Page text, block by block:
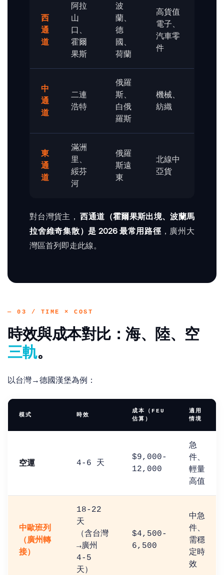
西
通
道
阿拉
山
口、
霍爾
果斯
波
蘭、
德
國、
荷蘭
高貨值
電子、
汽車零
件
中
通
道
二連
浩特
俄羅
斯、
白俄
羅斯
機械、
紡織
東
通
道
滿洲
里、
綏芬
河
俄羅
斯遠
東
北線中
亞貨
對台灣貨主，西通道（霍爾果斯出境、波蘭馬
拉舍維奇集散）是 2026 最常用路徑 ，廣州大
灣區首列即走此線。
— 03 / TIME × COST
時效與成本對比：海、陸、空
三軌。
以台灣→德國漢堡為例：
模式 時效
成本（FEU
估算）
適用
情境
空運 4-6 天
$9,000-
12,000
急
件、
輕量
高值
中歐班列
（廣州轉
接）
18-22
天
（含台灣
→廣州
4-5
天）
$4,500-
6,500
中急
件、
需穩
定時
效